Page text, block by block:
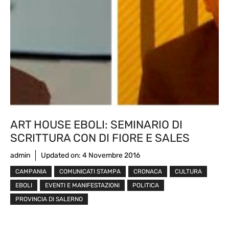
ART HOUSE EBOLI: SEMINARIO DI
SCRITTURA CON DI FIORE E SALES
admin Updated on: 4 Novembre 2016
CAMPANIA COMUNICATI STAMPA CRONACA
CULTURA
EBOLI
EVENTI E MANIFESTAZIONI
POLITICA
PROVINCIA DI SALERNO